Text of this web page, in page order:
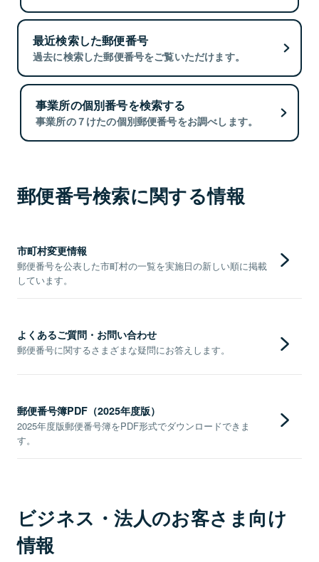
最近検索した郵便番号
過去に検索した郵便番号をご覧いただけます。
事業所の個別番号を検索する
事業所の７けたの個別郵便番号をお調べします。
郵便番号検索に関する情報
市町村変更情報
郵便番号を公表した市町村の一覧を実施日の新しい順に掲載
しています。
よくあるご質問・お問い合わせ
郵便番号に関するさまざまな疑問にお答えします。
郵便番号簿PDF（2025年度版）
2025年度版郵便番号簿をPDF形式でダウンロードできま
す。
ビジネス・法人のお客さま向け
情報